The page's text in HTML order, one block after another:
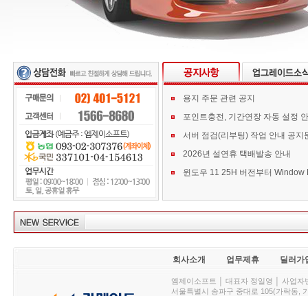
용지 주문 관련 공지
포인트충전, 기간연장 자동 설정
서버 점검(리부팅) 작업 안내 공지
2026년 설연휴 택배발송 안내
회사소개 업무제휴 딜러가
엠제이소프트 │ 대표자 정일영 │ 사업
서울특별시 송파구 중대로 105(가락동,